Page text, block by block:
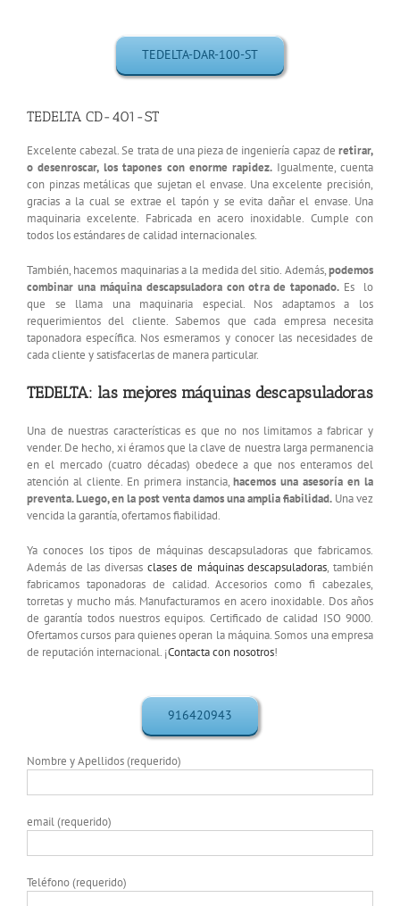
TEDELTA-DAR-100-ST
TEDELTA CD-401-ST
Excelente cabezal. Se trata de una pieza de ingeniería capaz de retirar,
o desenroscar, los tapones con enorme rapidez. Igualmente, cuenta
con pinzas metálicas que sujetan el envase. Una excelente precisión,
gracias a la cual se extrae el tapón y se evita dañar el envase. Una
maquinaria excelente. Fabricada en acero inoxidable. Cumple con
todos los estándares de calidad internacionales.
También, hacemos maquinarias a la medida del sitio. Además,podemos
combinar una máquina descapsuladora con otra de taponado. Es lo
que se llama una maquinaria especial. Nos adaptamos a los
requerimientos del cliente. Sabemos que cada empresa necesita
taponadora específica. Nos esmeramos y conocer las necesidades de
cada cliente y satisfacerlas de manera particular.
TEDELTA: las mejores máquinas descapsuladoras
Una de nuestras características es que no nos limitamos a fabricar y
vender. De hecho, xi éramos que la clave de nuestra larga permanencia
en el mercado (cuatro décadas) obedece a que nos enteramos del
atención al cliente. En primera instancia,hacemos una asesoría en la
preventa. Luego, en la post venta damos una amplia fiabilidad. Una vez
vencida la garantía, ofertamos fiabilidad.
Ya conoces los tipos de máquinas descapsuladoras que fabricamos.
Además de las diversas clases de máquinas descapsuladoras, también
fabricamos taponadoras de calidad. Accesorios como fi cabezales,
torretas y mucho más. Manufacturamos en acero inoxidable. Dos años
de garantía todos nuestros equipos. Certificado de calidad ISO 9000.
Ofertamos cursos para quienes operan la máquina. Somos una empresa
de reputación internacional. ¡Contacta con nosotros!
916420943
Nombre y Apellidos (requerido)
email (requerido)
Teléfono (requerido)